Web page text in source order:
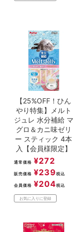
【25%OFF！ひん
やり特集】メルト
ジュレ 水分補給 マ
グロ＆カニ味ゼリ
ー スティック 4本
入【会員様限定】
通常価格 ¥272
販売価格 ¥239 税込
会員価格 ¥204税込
お気に入りに登録